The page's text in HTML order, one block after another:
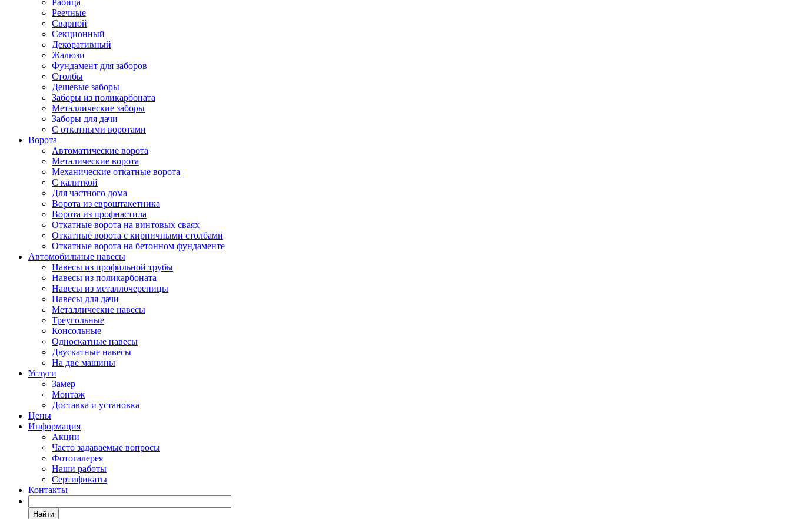
Рабица
Реечные
Сварной
Секционный
Декоративный
Жалюзи
Фундамент для заборов
Столбы
Дешевые заборы
Заборы из поликарбоната
Металлические заборы
Заборы для дачи
С откатными воротами
Ворота
Автоматические ворота
Металические ворота
Механические откатные ворота
С калиткой
Для частного дома
Ворота из евроштакетника
Ворота из профнастила
Откатные ворота на винтовых сваях
Откатные ворота с кирпичными столбами
Откатные ворота на бетонном фундаменте
Автомобильные навесы
Навесы из профильной трубы
Навесы из поликарбоната
Навесы из металлочерепицы
Навесы для дачи
Металлические навесы
Треугольные
Консольные
Односкатные навесы
Двускатные навесы
На две машины
Услуги
Замер
Монтаж
Доставка и установка
Цены
Информация
Акции
Часто задаваемые вопросы
Фотогалерея
Наши работы
Сертификаты
Контакты
Найти